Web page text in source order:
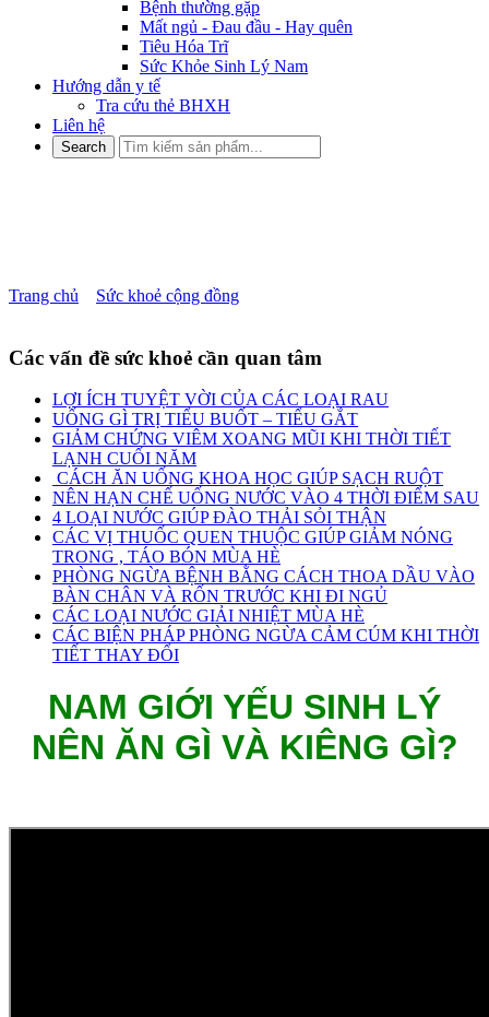
Bệnh thường gặp
Mất ngủ - Đau đầu - Hay quên
Tiêu Hóa Trĩ
Sức Khỏe Sinh Lý Nam
Hướng dẫn y tế
Tra cứu thẻ BHXH
Liên hệ
Trang chủ Sức khoẻ cộng đồng
Các vấn đề sức khoẻ cần quan tâm
LỢI ÍCH TUYỆT VỜI CỦA CÁC LOẠI RAU
UỐNG GÌ TRỊ TIỂU BUỐT – TIỂU GẮT
GIẢM CHỨNG VIÊM XOANG MŨI KHI THỜI TIẾT
LẠNH CUỐI NĂM
CÁCH ĂN UỐNG KHOA HỌC GIÚP SẠCH RUỘT
NÊN HẠN CHẾ UỐNG NƯỚC VÀO 4 THỜI ĐIỂM SAU
4 LOẠI NƯỚC GIÚP ĐÀO THẢI SỎI THẬN
CÁC VỊ THUỐC QUEN THUỘC GIÚP GIẢM NÓNG
TRONG , TÁO BÓN MÙA HÈ
PHÒNG NGỪA BỆNH BẰNG CÁCH THOA DẦU VÀO
BÀN CHÂN VÀ RỐN TRƯỚC KHI ĐI NGỦ
CÁC LOẠI NƯỚC GIẢI NHIỆT MÙA HÈ
CÁC BIỆN PHÁP PHÒNG NGỪA CẢM CÚM KHI THỜI
TIẾT THAY ĐỔI
NAM GIỚI YẾU SINH LÝ
NÊN ĂN GÌ VÀ KIÊNG GÌ?